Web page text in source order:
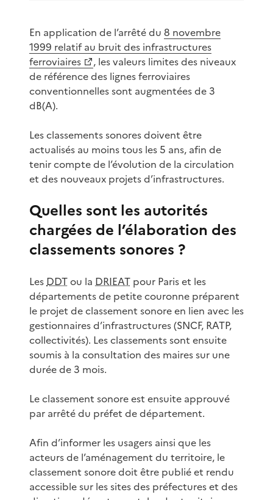
En application de l’arrêté du 8 novembre
1999 relatif au bruit des infrastructures
ferroviaires
, les valeurs limites des niveaux
de référence des lignes ferroviaires
conventionnelles sont augmentées de 3
dB(A).
Les classements sonores doivent être
actualisés au moins tous les 5 ans, afin de
tenir compte de l’évolution de la circulation
et des nouveaux projets d’infrastructures.
Quelles sont les autorités
chargées de l’élaboration des
classements sonores ?
Les DDTou la DRIEAT pour Paris et les
départements de petite couronne préparent
le projet de classement sonore en lien avec les
gestionnaires d’infrastructures (SNCF, RATP,
collectivités). Les classements sont ensuite
soumis à la consultation des maires sur une
durée de 3 mois.
Le classement sonore est ensuite approuvé
par arrêté du préfet de département.
Afin d’informer les usagers ainsi que les
acteurs de l’aménagement du territoire, le
classement sonore doit être publié et rendu
accessible sur les sites des préfectures et des